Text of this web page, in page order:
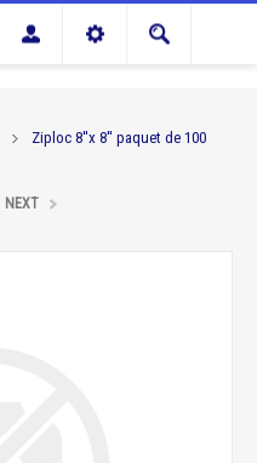
Ziploc 8''x 8'' paquet de 100
NEXT